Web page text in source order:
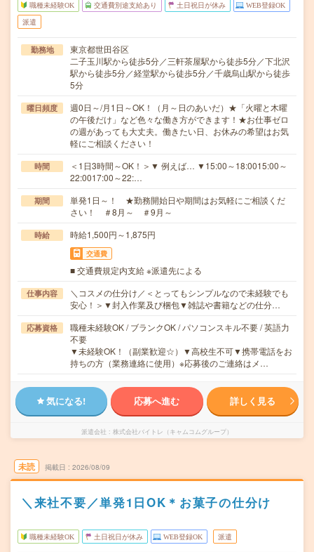
職種未経験OK 交通費別途支給あり 土日祝日が休み WEB登録OK
派遣
勤務地
東京都世田谷区
二子玉川駅から徒歩5分／三軒茶屋駅から徒歩5分／下北沢
駅から徒歩5分／経堂駅から徒歩5分／千歳烏山駅から徒歩
5分
曜日頻度
週0日～/月1日～OK！（月～日のあいだ）★「火曜と木曜
の午後だけ」など色々な働き方ができます！★お仕事ゼロ
の週があっても大丈夫。働きたい日、お休みの希望はお気
軽にご相談ください！
時間
＜1日3時間～OK！＞▼ 例えば… ▼15:00～18:0015:00～
22:0017:00～22:…
期間
単発1日～！ ★勤務開始日や期間はお気軽にご相談くだ
さい！ ＃8月～ ＃9月～
時給 時給1,500円～1,875円
交通費
■ 交通費規定内支給 ※派遣先による
仕事内容
＼コスメの仕分け／＜とってもシンプルなので未経験でも
安心！＞▼封入作業及び梱包▼雑誌や書籍などの仕分…
応募資格
職種未経験OK / ブランクOK / パソコンスキル不要 / 英語力
不要
▼未経験OK！（副業歓迎☆）▼高校生不可▼携帯電話をお
持ちの方（業務連絡に使用）※応募後のご連絡はメ…
気になる! 応募へ進む 詳しく見る
派遣会社 株式会社バイトレ（キャムコムグループ）
未読 掲載日 2026/08/09
＼来社不要／単発1日OK＊お菓子の仕分け
職種未経験OK 土日祝日が休み WEB登録OK 派遣